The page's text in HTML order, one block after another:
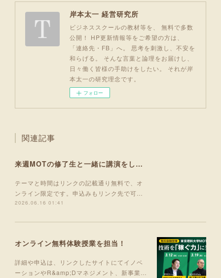
岸本太一 経営研究所
ビジネススクールの教材等を、 無料で多数
公開！ HP更新情報等をご希望の方は、
「連絡先・FB」へ。 思考を刺激し、不安を
和らげる。 そんな言葉と論理をお届けし、
日々働く皆様の手助けをしたい。 それが岸
本太一の研究理念です。
フォロー
関連記事
来週MOTの修了生と一緒に講演をします！
テーマと時間はリンクの記載通り無料で、オ
ンライン限定です。申込みもリンク先で可…
2026.06.16 01:41
オンライン無料体験授業を担当！
詳細や申込は、リンクしたサイトにてイノベ
ーションやR&amp;Dマネジメント、新事業…